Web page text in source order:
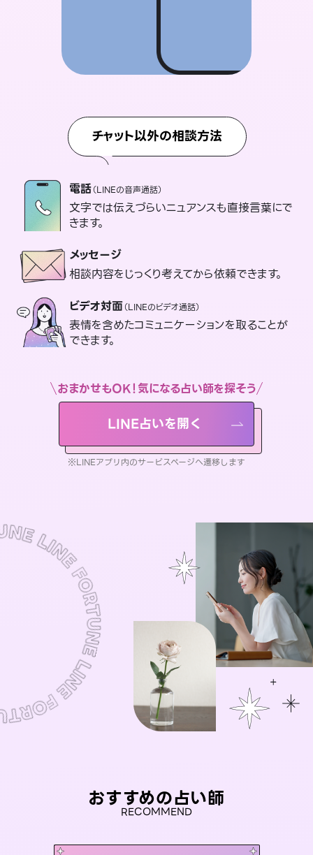
チャット以外の相談方法
電話（LINEの音声通話）
文字では伝えづらいニュアンスも直接言葉にで
きます。
メッセージ
相談内容をじっくり考えてから依頼できます。
ビデオ対面（LINEのビデオ通話）
表情を含めたコミュニケーションを取ることが
できます。
おまかせもOK！気になる占い師を探そう
LINE占いを開く
※LINEアプリ内のサービスページへ遷移します
おすすめの占い師
RECOMMEND